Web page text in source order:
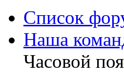
Список
Наша
Часовой